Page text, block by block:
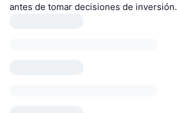
antes de tomar decisiones de inversión.